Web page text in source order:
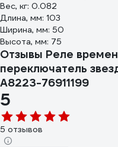
Вес, кг: 0.082
Длина, мм: 103
Ширина, мм: 50
Высота, мм: 75
Отзывы Реле
переключатель
A8223-76911199
5
5 отзывов